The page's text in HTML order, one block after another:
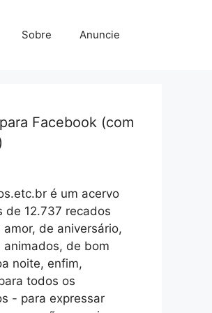
Sobre Anuncie
Facebook (com
é um acervo
de 12.737 recados
amor, de aniversário,
animados, de bom
noite, enfim,
todos os
- para expressar